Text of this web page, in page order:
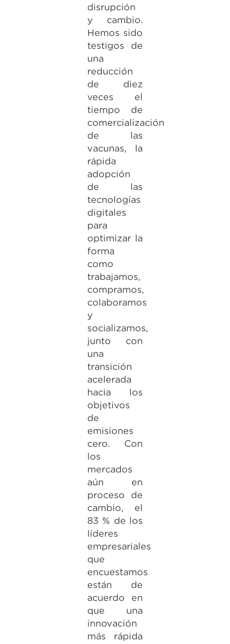
disrupción
y cambio.
Hemos sido
testigos de
una
reducción
de diez
veces el
tiempo de
comercialización
de las
vacunas, la
rápida
adopción
de las
tecnologías
digitales
para
optimizar la
forma
como
trabajamos,
compramos,
colaboramos
y
socializamos,
junto con
una
transición
acelerada
hacia los
objetivos
de
emisiones
cero. Con
los
mercados
aún en
proceso de
cambio, el
83 % de los
líderes
empresariales
que
encuestamos
están de
acuerdo en
que una
innovación
más rápida